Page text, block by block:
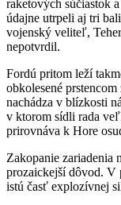
raketových súčiastok
údajne utrpeli aj tri
vojenský veliteľ,
nepotvrdil.
Fordú pritom leží
obkolesené
nachádza v blízkosti
v ktorom sídli rada
prirovnáva k Hore
Zakopanie zariadenia
prozaickejší dôvod. V
istú časť explozívnej